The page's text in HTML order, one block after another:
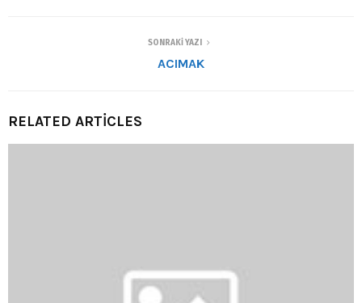
SONRAKI YAZI
ACIMAK
RELATED ARTICLES